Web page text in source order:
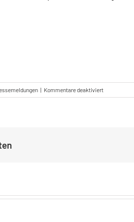
| Kommentare deaktiviertfür
Nur